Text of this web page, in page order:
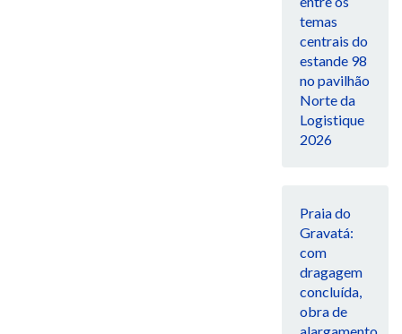
temas
centrais do
estande 98
no pavilhão
Norte da
Logistique
2026
Praia do
Gravatá:
com
dragagem
concluída,
obra de